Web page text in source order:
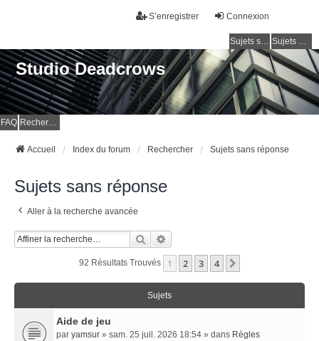
Connexion
S’enregistrer
Sujets sans réponse Sujets actifs
Studio Deadcrows
FAQ Rechercher
Accueil Index du forum Rechercher Sujets sans réponse
Sujets sans réponse
Aller à la recherche avancée
Rechercher
92 Résultats Trouvés 1 2 3 4
Sujets
Aide de jeu
par yamsur » sam. 25 juil. 2026 18:54 » dans Règles